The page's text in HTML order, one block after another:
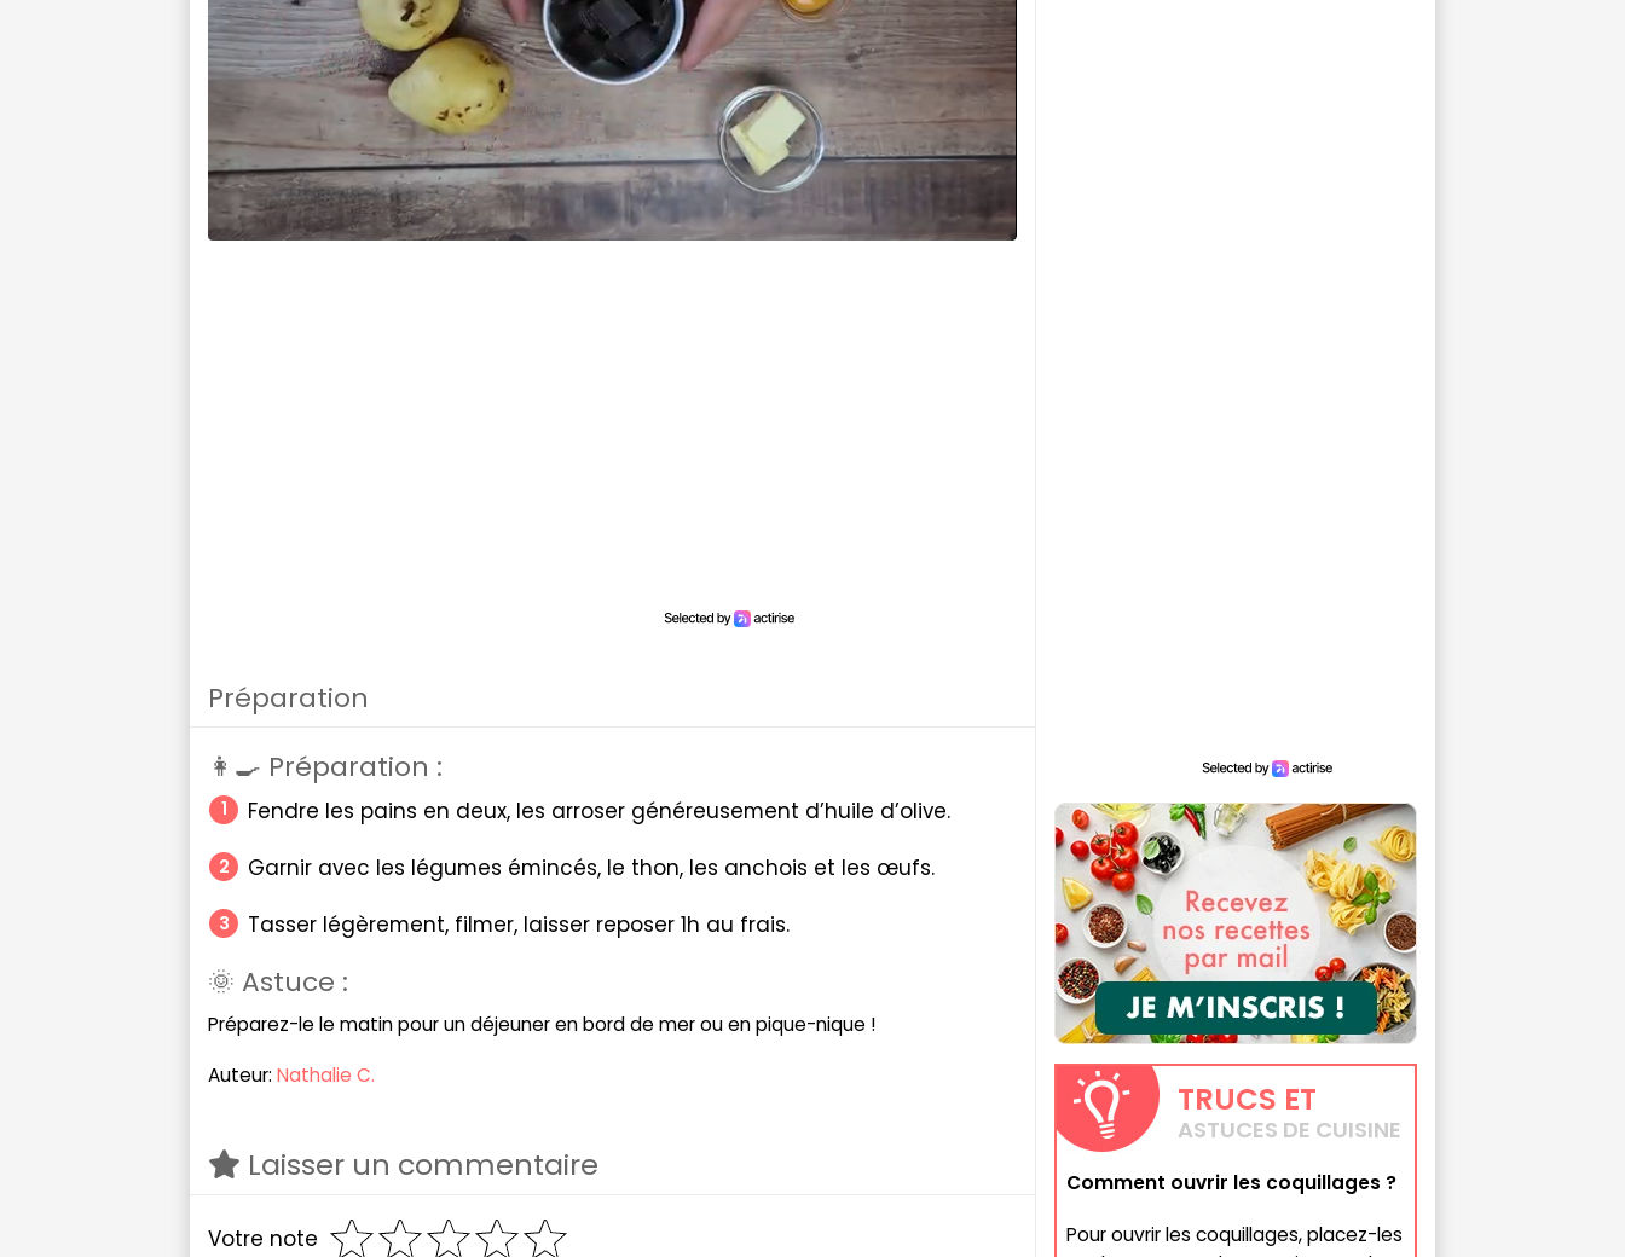
Préparation
👩‍🍳 Préparation :
Fendre les pains en deux, les arroser généreusement d’huile d’olive.
Garnir avec les légumes émincés, le thon, les anchois et les œufs.
Tasser légèrement, filmer, laisser reposer 1h au frais.
🌞 Astuce :
Préparez-le le matin pour un déjeuner en bord de mer ou en pique-nique !
Auteur: Nathalie C.
Laisser un commentaire
Votre note
TRUCS ET
ASTUCES DE CUISINE
Comment ouvrir les coquillages ?
Pour ouvrir les coquillages, placez-les